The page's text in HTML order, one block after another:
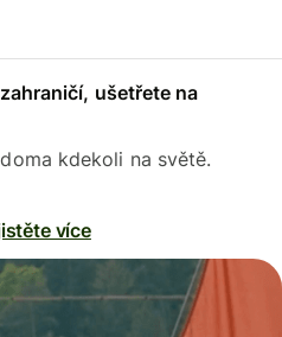
ušetřete na
kdekoli na světě.
více